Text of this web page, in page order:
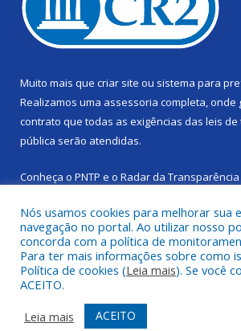
Muito mais que criar site ou sistema para
Realizamos uma assessoria completa, onde
contrato que todas as exigências das leis de
pública serão atendidas.
Conheça o PNTP e o Radar da Transparência
Todos os direitos reservados a Câmara
do Piriá.
Mapa do Site
Acessar Área Administrativa
Nós usamos cookies para melhorar sua
navegação no portal. Ao utilizar nosso
concorda com a política de
Para ter mais informações sobre como
Política de cookies (Leia mais). Se você
ACEITO.
Leia mais
ACEITO